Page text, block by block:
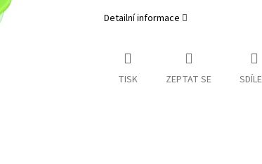
Detailní informace
TISK ZEPTAT SE